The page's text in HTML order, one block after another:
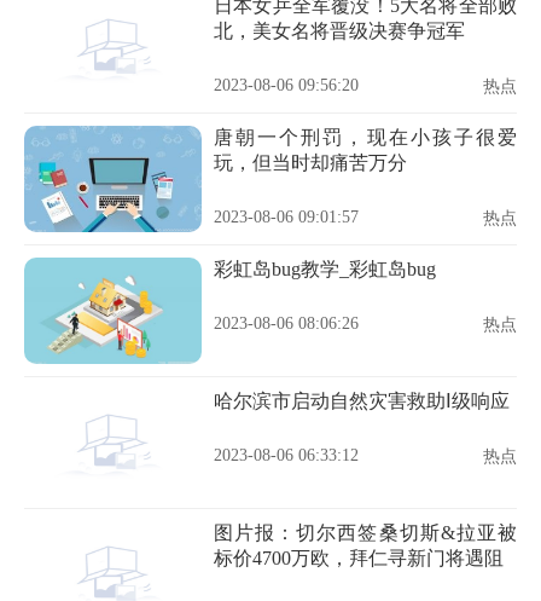
日本女乒全军覆没！5大名将全部败
北，美女名将晋级决赛争冠军
2023-08-06 09:56:20 热点
唐朝一个刑罚，现在小孩子很爱
玩，但当时却痛苦万分
2023-08-06 09:01:57 热点
彩虹岛bug教学_彩虹岛bug
2023-08-06 08:06:26 热点
哈尔滨市启动自然灾害救助Ⅰ级响应
2023-08-06 06:33:12 热点
图片报：切尔西签桑切斯&拉亚被
标价4700万欧，拜仁寻新门将遇阻